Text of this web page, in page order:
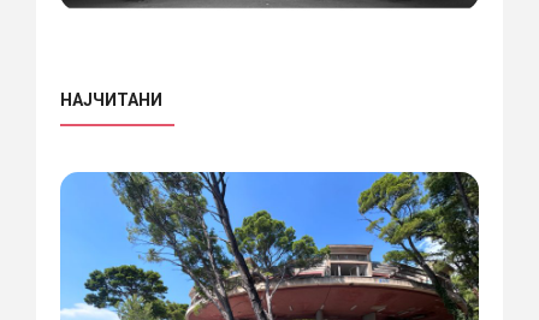
НАЈЧИТАНИ